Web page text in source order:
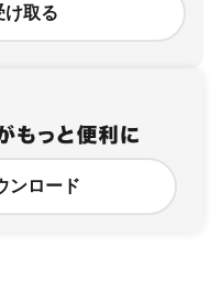
け取る
ンロード